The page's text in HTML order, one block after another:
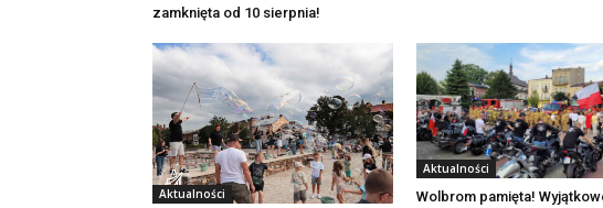
zamknięta od 10 sierpnia!
Aktualności
Aktualności
Wolbrom pamięta!